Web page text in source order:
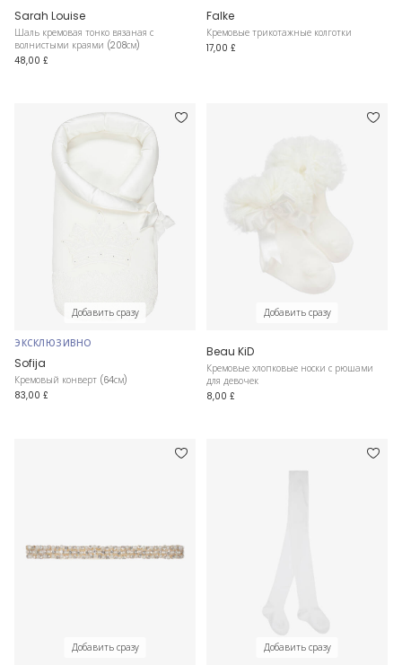
Sarah Louise
Шаль кремовая тонко вязаная с
волнистыми краями (208см)
48,00 £
Falke
Кремовые трикотажные колготки
17,00 £
Добавить сразу
ЭКСКЛЮЗИВНО
Sofija
Кремовый конверт (64см)
83,00 £
Добавить сразу
Beau KiD
Кремовые хлопковые носки с рюшами
для девочек
8,00 £
Добавить сразу Добавить сразу